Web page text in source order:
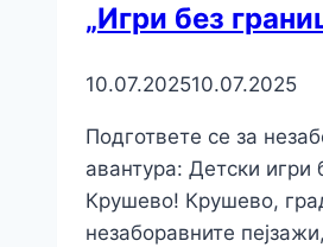
„Игри без
10.07.202510.07.2025
Подгответе се за
авантура: Детски игри
Крушево! Крушево,
незаборавните